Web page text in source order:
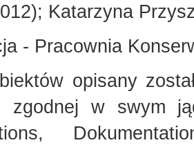
Katarzyna
- Pracownia
opisany
zgodnej w swym